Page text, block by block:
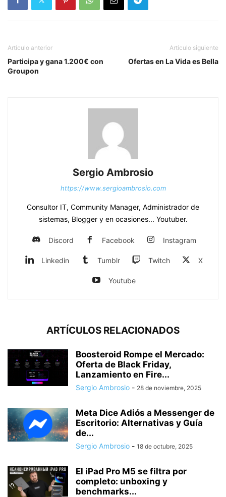
Artículo anterior
Participa y gana 1.200€ con
Groupon
Artículo siguiente
Ofertas en La Vida es Bella
Sergio Ambrosio
https://www.sergioambrosio.com
Consultor IT, Community Manager, Administrador de
sistemas, Blogger y en ocasiones... Youtuber.
Discord Facebook Instagram
Linkedin Tumblr Twitch X
Youtube
ARTÍCULOS RELACIONADOS
Boosteroid Rompe el Mercado:
Oferta de Black Friday,
Lanzamiento en Fire...
Sergio Ambrosio - 28 de noviembre, 2025
Meta Dice Adiós a Messenger de
Escritorio: Alternativas y Guía
de...
Sergio Ambrosio - 18 de octubre, 2025
El iPad Pro M5 se filtra por
completo: unboxing y
benchmarks...